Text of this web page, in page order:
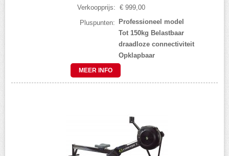
Verkoopprijs: € 999,00
Pluspunten:
Professioneel model
Tot 150kg Belastbaar
draadloze connectiviteit
Opklapbaar
MEER INFO